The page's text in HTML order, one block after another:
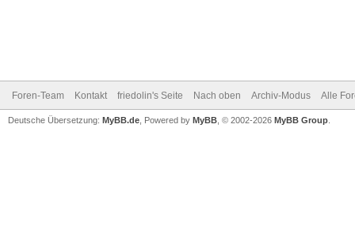
Foren-Team Kontakt friedolin's Seite Nach oben Archiv-Modus Alle
Deutsche Übersetzung: MyBB.de , Powered by MyBB , © 2002-2026 MyBB Group